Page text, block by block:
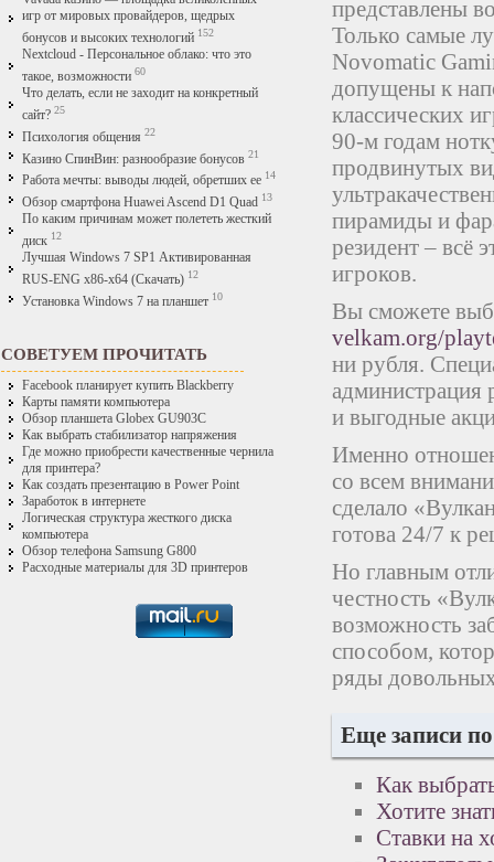
игр от мировых провайдеров, щедрых
бонусов и высоких технологий 152
Nextcloud - Персональное облако: что это
такое, возможности 60
Что делать, если не заходит на конкретный
сайт? 25
Психология общения 22
Казино СпинВин: разнообразие бонусов 21
Работа мечты: выводы людей, обретших ее 14
Обзор смартфона Huawei Ascend D1 Quad 13
По каким причинам может полететь жесткий
диск 12
Лучшая Windows 7 SP1 Активированная
RUS-ENG x86-x64 (Скачать) 12
Установка Windows 7 на планшет 10
СОВЕТУЕМ ПРОЧИТАТЬ
Facebook планирует купить Blackberry
Карты памяти компьютера
Обзор планшета Globex GU903C
Как выбрать стабилизатор напряжения
Где можно приобрести качественные чернила
для принтера?
Как создать презентацию в Power Point
Заработок в интернете
Логическая структура жесткого диска
компьютера
Обзор телефона Samsung G800
Расходные материалы для 3D принтеров
представлены
Только самые
Novomatic
допущены к
классических
90-м годам
продвинутых
пирамиды и
резидент – всё
игроков.
Вы сможете
velkam.org/
ни рубля.
администрация
и выгодные
Именно
со всем
сделало
готова 24/7 к
Но главным
честность
возможность
способом,
ряды
Еще записи
Как
Хотите
Ставки на